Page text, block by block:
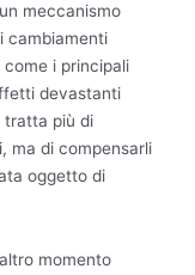
meccanismo
cambiamenti
i principali
devastanti
tratta più di
ma di compensarli
oggetto di
momento